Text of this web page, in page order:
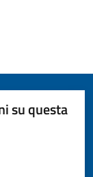
su questa